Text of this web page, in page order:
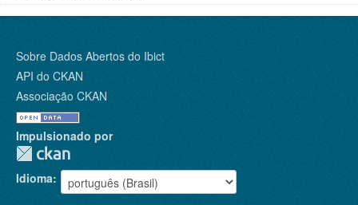
Sobre Dados Abertos do Ibict
API do CKAN
Associação CKAN
Impulsionado por
Idioma